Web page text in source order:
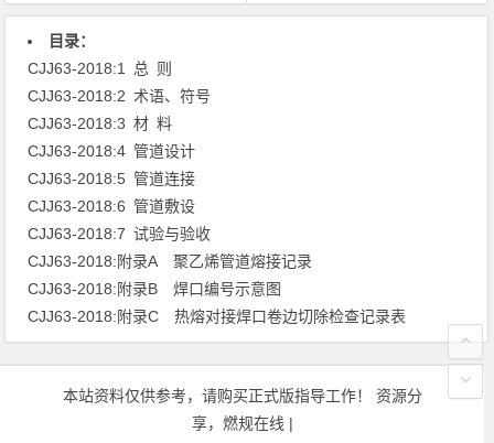
目录：
CJJ63-2018:1 总 则
CJJ63-2018:2 术语、符号
CJJ63-2018:3 材 料
CJJ63-2018:4 管道设计
CJJ63-2018:5 管道连接
CJJ63-2018:6 管道敷设
CJJ63-2018:7 试验与验收
CJJ63-2018:附录A 聚乙烯管道熔接记录
CJJ63-2018:附录B 焊口编号示意图
CJJ63-2018:附录C 热熔对接焊口卷边切除检查记录表
本站资料仅供参考，请购买正式版指导工作！ 资源分
享，燃规在线 |